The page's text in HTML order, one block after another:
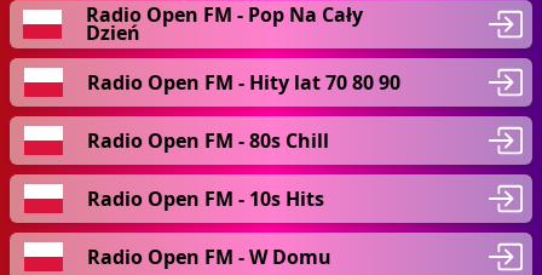
Radio Open FM - Pop Na Cały
Dzień
Radio Open FM - Hity lat 70 80 90
Radio Open FM - 80s Chill
Radio Open FM - 10s Hits
Radio Open FM - W Domu